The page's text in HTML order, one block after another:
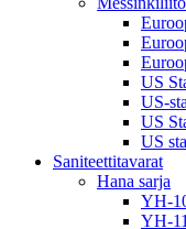
US
US-
US
US
Saniteettitavarat
Hana sarja
YH-
YH-